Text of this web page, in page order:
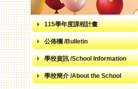
115學年度課程計畫
公佈欄 /Bulletin
學校資訊 /School Information
學校簡介 /About the School